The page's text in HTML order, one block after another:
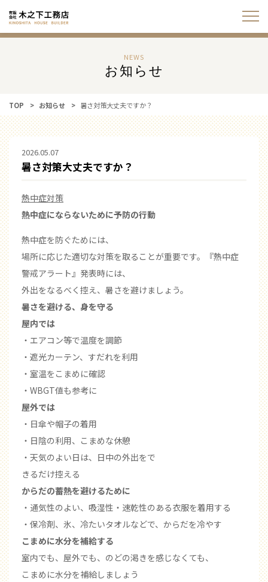
NEWS
お知らせ
TOP お知らせ 暑さ対策大丈夫ですか？
2026.05.07
暑さ対策大丈夫ですか？
熱中症対策
熱中症にならないために予防の行動
熱中症を防ぐためには、
場所に応じた適切な対策を取ることが重要です。
『熱中症
警戒アラート』発表時には、
外出をなるべく控え、暑さを避けましょう。
暑さを避ける、身を守る
屋内では
・エアコン等で温度を調節
・遮光カーテン、すだれを利用
・室温をこまめに確認
・WBGT値も参考に
屋外では
・日傘や帽子の着用
・日陰の利用、こまめな休憩
・天気のよい日は、日中の外出をで
きるだけ控える
からだの蓄熱を避けるために
・通気性のよい、吸湿性・速乾性のある衣服を着用する
・保冷剤、氷、冷たいタオルなどで、からだを冷やす
こまめに水分を補給する
室内でも、屋外でも、のどの渇きを感じなくても、
こまめに水分を補給しましょう